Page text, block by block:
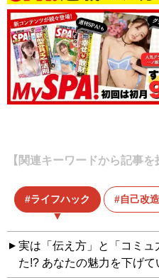
【関連キーワードから記事を
ライフハック 自己改造
実は「伝え方」と「コミュ
た!? あなたの魅力を下げて